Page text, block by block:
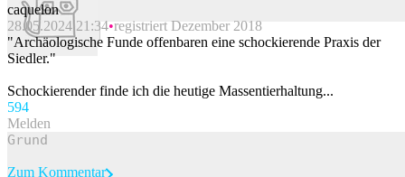
Beitrag melden
caquelon
28.05.2024 21:34 registriert Dezember 2018
"Archäologische Funde offenbaren eine schockierende Praxis der
Siedler."
Schockierender finde ich die heutige Massentierhaltung...
594
Melden
Zum Kommentar